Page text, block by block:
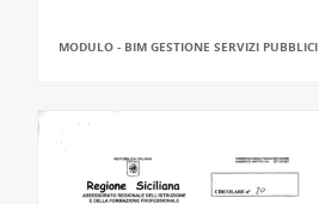
MODULO - BIM GESTIONE SERVIZI PUBBLICI